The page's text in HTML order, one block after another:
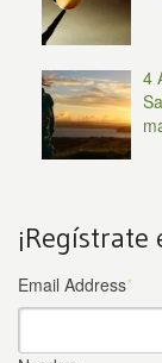
4
Email Address*